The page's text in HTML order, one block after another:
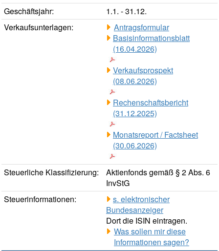
Geschäftsjahr:
1.1. - 31.12.
Verkaufsunterlagen:
Antragsformular
Basisinformationsblatt
(16.04.2026)
Verkaufsprospekt
(08.06.2026)
Rechenschaftsbericht
(31.12.2025)
Monatsreport / Factsheet
(30.06.2026)
Steuerliche Klassifizierung:
Aktienfonds gemäß § 2 Abs. 6
InvStG
Steuerinformationen:
s. elektronischer
Bundesanzeiger
Dort die ISIN eintragen.
Was sollen mir diese
Informationen sagen?